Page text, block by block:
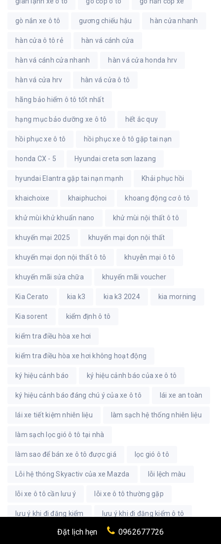
gò nắn xe ô tô gương chiếu hậu hàn cửa nhanh
hàn cửa ô tô rẻ hàn vá cánh cửa
hàn vá cánh cửa nhanh hàn vá cửa honda hrv
hàn vá cửa hrv hàn vá cửa ô tô
hãng bảo hiểm ô tô tốt nhất
hạng mục bảo dưỡng xe ô tô hết ắc quy
hồi phục xe ô tô hồi phục xe ô tô gặp tai nạn
honda CX - 5 Hyundai creta sơn lazang
hyundai Elantra gặp tai nạn mạnh Khải phục hồi
khaichoixe khaiphuchoi khoang động cơ ô tô
khử mùi khử khuẩn nano khử mùi nội thất ô tô
khuyến mại 2025 khuyến mại dọn nội thất
khuyến mại dọn nội thất ô tô khuyễn mại ô tô
khuyến mãi sửa chữa khuyến mãi voucher
Kia Cerato kia k3 kia k3 2024 kia morning
Kia sorent kiểm định ô tô
kiểm tra điều hòa xe hơi
kiểm tra điều hòa xe hơi không hoạt động
ký hiệu cảnh báo ký hiệu cảnh báo của xe ô tô
ký hiệu cảnh báo đáng chú ý của xe ô tô lái xe an toàn
lái xe tiết kiệm nhiên liệu làm sạch hệ thống nhiên liệu
làm sạch lọc gió ô tô tại nhà
làm sao để bán xe ô tô được giá lọc gió ô tô
Lỗi hệ thóng Skyactiv của xe Mazda lỗi lệch màu
lỗi xe ô tô cần lưu ý lỗi xe ô tô thường gặp
lưu ý khi đi đăng kiểm lưu ý khi đi đăng kiểm ô tô
lưu ý khi mua xe ô tô cũ lux a ly hợp ô tô
Đặt lịch hẹn 0962677726